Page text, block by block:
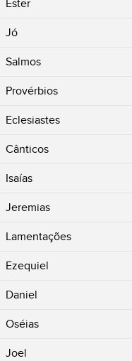
Ester
Jó
Salmos
Provérbios
Eclesiastes
Cânticos
Isaías
Jeremias
Lamentações
Ezequiel
Daniel
Oséias
Joel